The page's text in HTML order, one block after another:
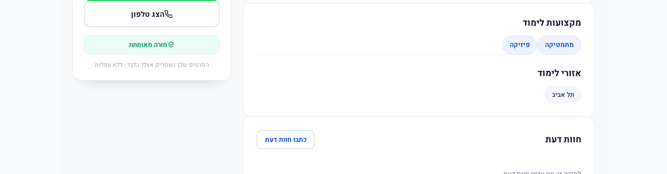
מקצועות לימוד
מתמטיקה פיזיקה
אזורי לימוד
תל אביב
חוות דעת כתבו חוות דעת
הצג טלפון
מורה מאומתת
הפרטים שלך נשמרים אצלך בלבד · ללא עמלות